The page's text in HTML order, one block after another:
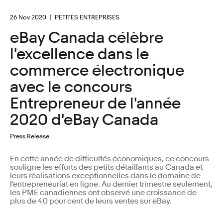
26 Nov 2020 PETITES ENTREPRISES
eBay Canada célèbre
l'excellence dans le
commerce électronique
avec le concours
Entrepreneur de l'année
2020 d'eBay Canada
Press Release
En cette année de difficultés économiques, ce concours
souligne les efforts des petits détaillants au Canada et
leurs réalisations exceptionnelles dans le domaine de
l'entrepreneuriat en ligne. Au dernier trimestre seulement,
les PME canadiennes ont observé une croissance de
plus de 40 pour cent de leurs ventes sur eBay.